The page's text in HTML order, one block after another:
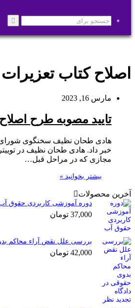
پوسته
برای
اصلاح کتاب تعزیرات
مارس 16, 2023
تایید مصوبه طرح اصلاح مواد ۷۰۵ تا ۷۱۱
مجازی که در مراحل قبل…
بیشتر بخوانید »
آخرین محصولات
دوره آموزشی کاربردی حقوق
37,000 تومان
بررسی علل نقض آراء محاکم
42,000 تومان